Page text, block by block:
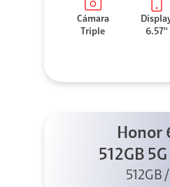
Cámara
Triple
6.57''
Honor
512GB
+
512GB